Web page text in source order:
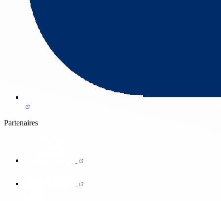
Partenaires